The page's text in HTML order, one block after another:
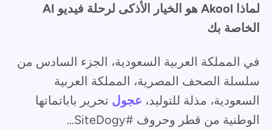
لماذا Akool هو الخيار الأذكى لرحلة فيديو AI
الخاصة بك
في المملكة العربية السعودية، الجزء السادس من
سلسلة الصحف المصرية، المملكة العربية
السعودية، مذلة للتوليد، عجول تحرير باباتماتها
الوطنية من قطر وحروف #SiteDogy...